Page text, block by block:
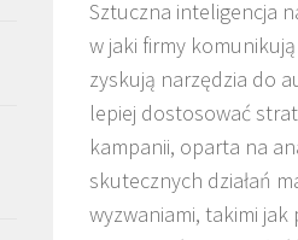
Sztuczna inteligencja
w jaki firmy
zyskują narzędzia do
lepiej dostosować
kampanii, oparta na
skutecznych działań
wyzwaniami, takimi